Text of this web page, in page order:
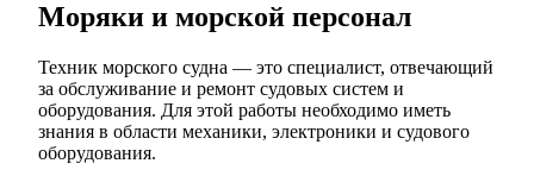
Моряки и морской персонал
Техник морского судна — это специалист, отвечающий
за обслуживание и ремонт судовых систем и
оборудования. Для этой работы необходимо иметь
знания в области механики, электроники и судового
оборудования.